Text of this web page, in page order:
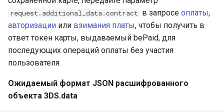
request.additional_data.contract в запросе оплаты,
авторизации или взимания платы, чтобы получить в
ответ токен карты, выдаваемый bePaid, для
последующих операций оплаты без участия
пользователя.
Ожидаемый формат JSON расшифрованного
объекта 3DS.data